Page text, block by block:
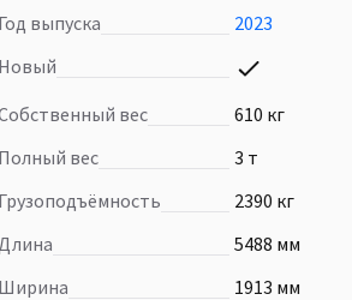
Год выпуска
2023
Новый
Собственный вес
610 кг
Полный вес
3 т
Грузоподъёмность
2390 кг
Длина
5488 мм
Ширина
1913 мм